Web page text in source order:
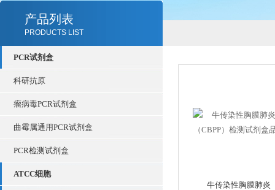
产品列表
PRODUCTS LIST
PCR试剂盒
科研抗原
瘤病毒PCR试剂盒
曲霉属通用PCR试剂盒
PCR检测试剂盒
ATCC细胞
牛传染性胸膜肺炎